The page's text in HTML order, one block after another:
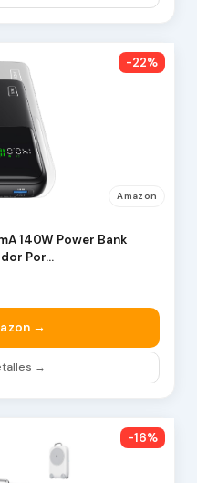
-22%
Amazon
140W Power Bank
Por…
→
→
-16%